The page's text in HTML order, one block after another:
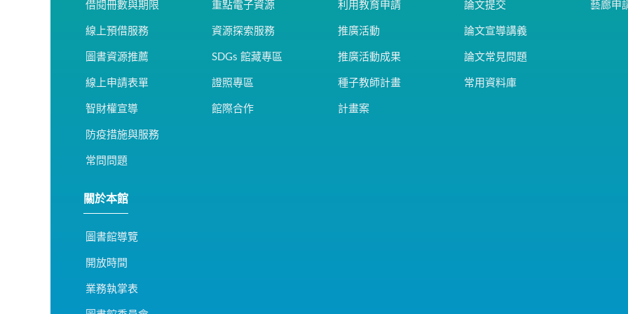
借閱冊數與期限
線上預借服務
圖書資源推薦
線上申請表單
智財權宣導
防疫措施與服務
常問問題
重點電子資源
資源探索服務
SDGs 館藏專區
證照專區
館際合作
利用教育申請
推廣活動
推廣活動成果
種子教師計畫
計畫案
論文提交
論文宣導講義
論文常見問題
常用資料庫
藝廊申
關於本館
圖書館導覽
開放時間
業務執掌表